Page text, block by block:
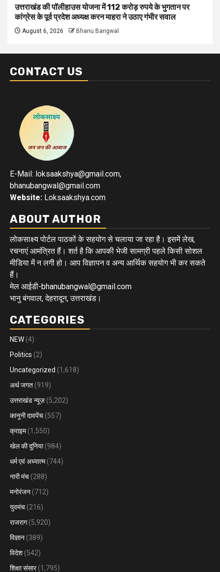
उत्तराखंड की पॉलीहाउस योजना में 112 करोड़ रुपये के भुगतान पर
कांग्रेस के पूर्व प्रदेश अध्यक्ष करन माहरा ने उठाए गंभीर सवाल
August 6, 2026 Bhanu Bangwal
CONTACT US
E-Mail: loksaakshya@gmail.com,
bhanubangwal@gmail.com
Website: Loksaakshya.com
ABOUT AUTHOR
लोकसाक्ष्य पोर्टल पाठकों के सहयोग से चलाया जा रहा है। इसमें लेख,
रचनाएं आमंत्रित हैं। शर्त है कि आपकी भेजी सामग्री पहले किसी सोशल
मीडिया में न लगी हो। आप विज्ञापन व अन्य आर्थिक सहयोग भी कर सकते
हैं।
मेल आईडी-bhanubangwal@gmail.com
भानु बंगवाल, देहरादून, उत्तराखंड।
CATEGORIES
NEW (4)
Politics (2)
Uncategorized (1,618)
अर्थ जगत (919)
उत्तराखंड न्यूज़ (5,202)
कानूनी दावपेंच (557)
क्राइम(1,550)
खेल की दुनिया(984)
धर्म एवं अध्यात्म(744)
नारी मंच (288)
मनोरंजन (712)
युवमंच (216)
राजराग(5,920)
विज्ञान (389)
विदेश (542)
शिक्षा संसार(1,795)